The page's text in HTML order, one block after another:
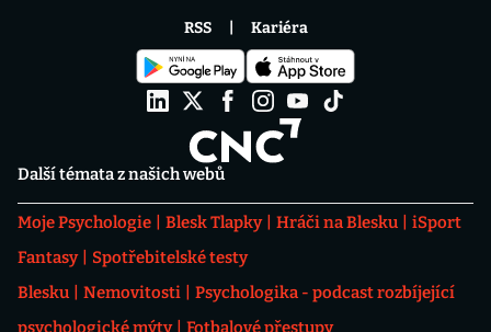
Další témata z našich webů
Moje Psychologie Blesk Tlapky Hráči na Blesku
iSport
Fantasy
Spotřebitelské testy
Blesku
Nemovitosti
Psychologika - podcast rozbíjející
psychologické mýty
Fotbalové přestupy
RSS Kariéra